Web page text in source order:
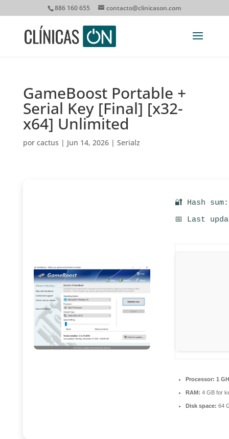
886 160 655 contacto@clinicason.com
GameBoost Portable +
Serial Key [Final] [x32-
x64] Unlimited
por cactus | Jun 14, 2026| Serialz
🔐 Hash
📅 Last
Processor: 1
RAM: 4 GB for
Disk space: 64